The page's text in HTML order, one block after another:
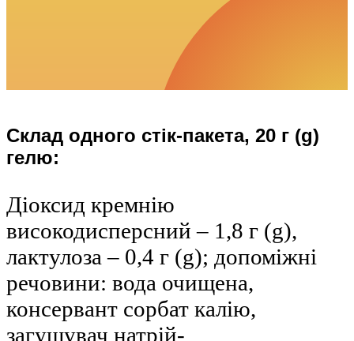
Склад одного стік-пакета, 20 г (g)
гелю:
Діоксид кремнію
високодисперсний – 1,8 г (g),
лактулоза – 0,4 г (g); допоміжні
речовини: вода очищена,
консервант сорбат калію,
загущувач натрій-